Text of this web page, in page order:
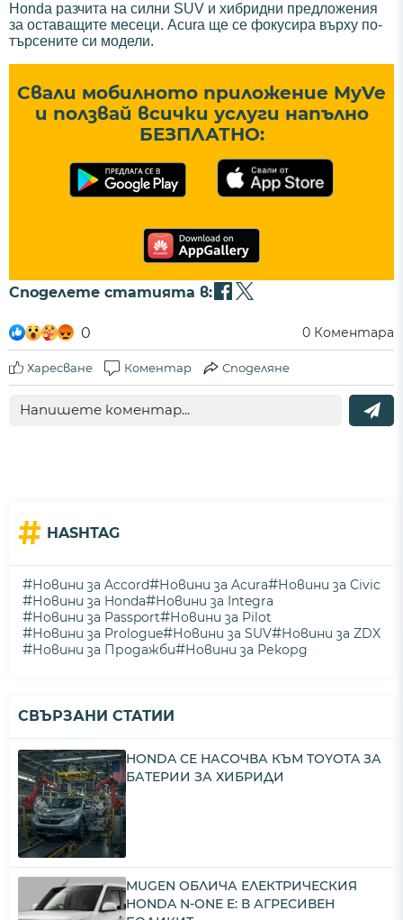
Honda разчита на силни SUV и хибридни предложения
за оставащите месеци. Acura ще се фокусира върху по-
търсените си модели.
Свали мобилното приложение MyVe
и ползвай всички услуги напълно
БЕЗПЛАТНО:
Споделете статията в:
0 0 Коментара
Харесване Коментар Споделяне
# HASHTAG
#Новини за Accord#Новини за Acura#Новини за Civic
#Новини за Honda#Новини за Integra
#Новини за Passport#Новини за Pilot
#Новини за Prologue#Новини за SUV#Новини за ZDX
#Новини за Продажби#Новини за Рекорд
СВЪРЗАНИ СТАТИИ
HONDA СЕ НАСОЧВА КЪМ TOYOTA ЗА
БАТЕРИИ ЗА ХИБРИДИ
MUGEN ОБЛИЧА ЕЛЕКТРИЧЕСКИЯ
HONDA N-ONE E: В АГРЕСИВЕН